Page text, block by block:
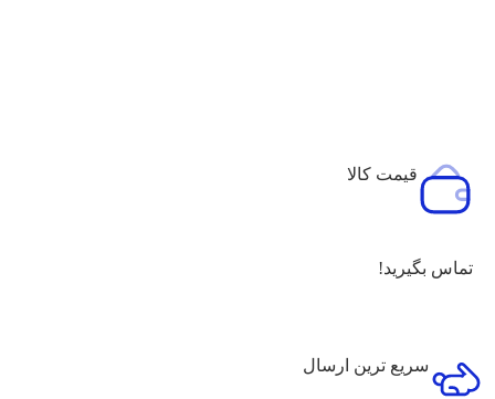
قیمت کالا
تماس بگیرید!
سریع ترین ارسال